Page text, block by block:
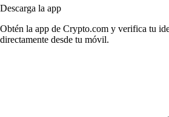
Descarga la app
Obtén la app de Crypto.com y verifica tu
directamente desde tu móvil.